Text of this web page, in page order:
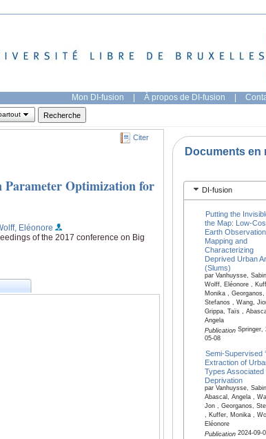
Mon DI-fusion | À propos de DI-fusion |
Citer
Parameter Optimization for
Eléonore
of the 2017 conference on Big
Documents en
DI-fusion
Putting the
the Map: Low-
Earth
Mapping and
Characterizing
Deprived Urban
(Slums)
par Vanhuysse,
Wolff, Eléonore ,
Monika , Georganos,
Stefanos , Wang,
Grippa, Taïs ,
Angela
PublicationSpringer,
05-08
Semi-Supervised
Extraction of
Types Associated
Deprivation
par Vanhuysse,
Abascal, Angela ,
Jon , Georganos,
, Kuffer, Monika ,
Eléonore
Publication2024-09-